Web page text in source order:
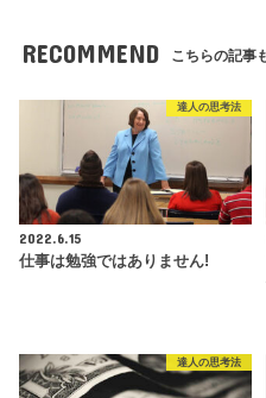
RECOMMEND こちらの記事
達人の思考法
2022.6.15
仕事は勉強ではありません!
達人の思考法